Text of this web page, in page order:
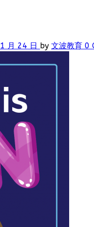
月 24 日 by 文波教育 0